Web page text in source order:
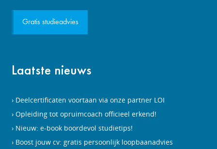
Gratis studieadvies
Laatste nieuws
Deelcertificaten voortaan via onze partner LOI
Opleiding tot opruimcoach officieel erkend!
Nieuw: e-book boordevol studietips!
Boost jouw cv: gratis persoonlijk loopbaanadvies